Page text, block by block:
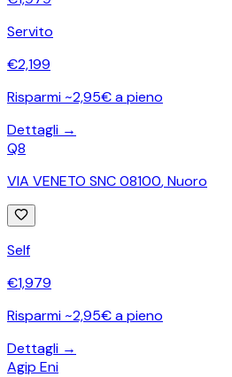
Servito
€2,199
Risparmi ~2,95€ a pieno
Dettagli →
Q8
VIA VENETO SNC 08100,Nuoro
Self
€1,979
Risparmi ~2,95€ a pieno
Dettagli →
Agip Eni